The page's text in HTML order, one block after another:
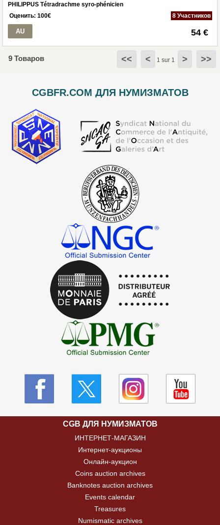
PHILIPPUS Tétradrachme syro-phénicien
Оценить: 100€ 8 Участников
AU 54 €
9 Товаров << < 1 sur 1 > >>
CGBFR.COM ДЛЯ НУМИЗМАТОВ
CGB ДЛЯ НУМИЗМАТОВ
ИНТЕРНЕТ-МАГАЗИН
Интернет-аукционы
Онлайн-аукцион
Coins auction archives
Banknotes auction archives
Events calendar
Treasures
Numismatic archives